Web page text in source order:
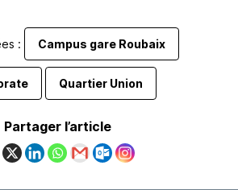
: Campus gare Roubaix
Quartier Union
Partager l’article